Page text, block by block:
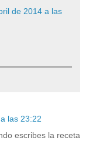
de 2014 a las
las 23:22
escribes la receta